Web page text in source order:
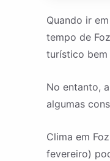
Quando ir
tempo de
turístico bem
No entanto,
algumas
Clima em
fevereiro)